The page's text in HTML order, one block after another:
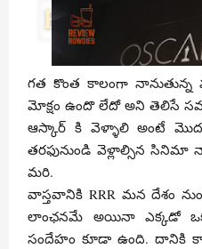
గత కొంత కాలంగా
మోక్షం ఉందొ లేదో అని తెలిసే
ఆస్కార్ కి వెళ్ళాలి అంటే
తరఫునుండి వెళ్లాల్సిన సినిమా
మరి.
వాస్తవానికి RRR మన దేశం
లాంఛనమే అయినా ఎక్కడో ఒక
సందేహం కూడా ఉంది. దానికి